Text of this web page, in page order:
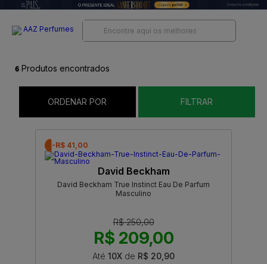
6 Produtos encontrados
ORDENAR POR FILTRAR
-R$ 41,00
David Beckham
David Beckham True Instinct Eau De Parfum
Masculino
R$ 250,00
R$ 209,00
Até 10X de R$ 20,90